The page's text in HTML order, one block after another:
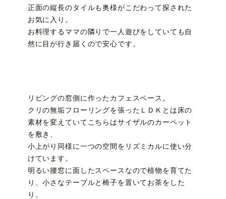
正面の縦長のタイルも奥様がこだわって探された
お気に入り。
お料理するママの隣りで一人遊びをしていても自
然に目が行き届くので安心です。
リビングの窓側に作ったカフェスペース。
クリの無垢フローリングを張ったＬＤＫとは床の
素材を変えていてこちらはサイザルのカーペット
を敷き、
小上がり同様に一つの空間をリズミカルに使い分
けています。
明るい腰窓に面したスペースなので植物を育てた
り、小さなテーブルと椅子を置いてお茶をした
り。